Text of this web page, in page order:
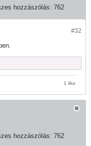
hozzászólás: 762
#32
1 like
hozzászólás: 762